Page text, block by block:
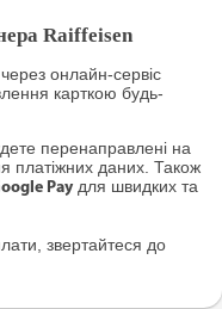
Raiffeisen
онлайн-сервіс
карткою будь-
перенаправлені на
платіжних даних. Також
Pay для швидких та
звертайтеся до